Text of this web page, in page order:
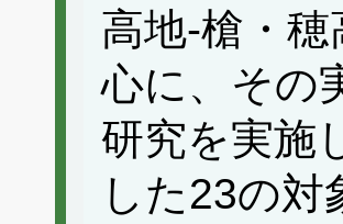
高地-槍・
心に、その
研究を実施
した23の